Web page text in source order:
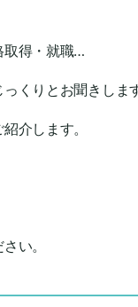
取得・就職…
くりとお聞きしま
介します。
い。